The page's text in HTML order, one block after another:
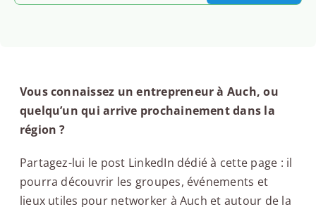
Vous connaissez un entrepreneur à Auch, ou
quelqu’un qui arrive prochainement dans la
région ?
Partagez-lui le post LinkedIn dédié à cette page : il
pourra découvrir les groupes, événements et
lieux utiles pour networker à Auch et autour de la